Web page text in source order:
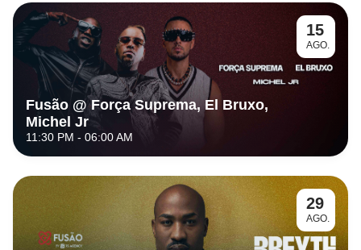
15
AGO.
Fusão @ Força Suprema, El Bruxo,
Michel Jr
11:30 PM - 06:00 AM
29
AGO.